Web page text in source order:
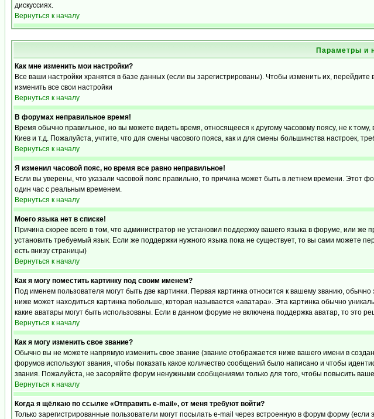
дискуссиях.
Вернуться к началу
Параметры и
Как мне изменить мои настройки?
Все ваши настройки хранятся в базе данных (если вы зарегистрированы). Чтобы изменить их, перейдите
изменить все свои настройки
Вернуться к началу
В форумах неправильное время!
Время обычно правильное, но вы можете видеть время, относящееся к другому часовому поясу, не к
Киев и т.д. Пожалуйста, учтите, что для смены часового пояса, как и для смены большинства настроек,
Вернуться к началу
Я изменил часовой пояс, но время все равно неправильное!
Если вы уверены, что указали часовой пояс правильно, то причина может быть в летнем времени. Этот
один час с реальным временем.
Вернуться к началу
Моего языка нет в списке!
Причина скорее всего в том, что администратор не установил поддержку вашего языка в форуме, или
установить требуемый язык. Если же поддержки нужного языка пока не существует, то вы сами
есть внизу страницы)
Вернуться к началу
Как я могу поместить картинку под своим именем?
Под именем пользователя могут быть две картинки. Первая картинка относится к вашему званию,
ниже может находиться картинка побольше, которая называется «аватара». Эта картинка обычно
какие аватары могут быть использованы. Если в данном форуме не включена поддержка аватар, то это
Вернуться к началу
Как я могу изменить свое звание?
Обычно вы не можете напрямую изменить свое звание (звание отображается ниже вашего имени в
форумов используют звания, чтобы показать какое количество сообщений было написано и чтобы
звания. Пожалуйста, не засоряйте форум ненужными сообщениями только для того, чтобы повысить
Вернуться к началу
Когда я щёлкаю по ссылке «Отправить e-mail», от меня требуют войти?
Только зарегистрированные пользователи могут посылать e-mail через встроенную в форум форму